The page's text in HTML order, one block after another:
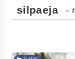
silpaeja –